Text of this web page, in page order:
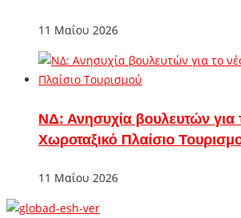
11 Μαΐου 2026
ΝΔ: Ανησυχία βουλευτών για
Χωροταξικό Πλαίσιο
11 Μαΐου 2026